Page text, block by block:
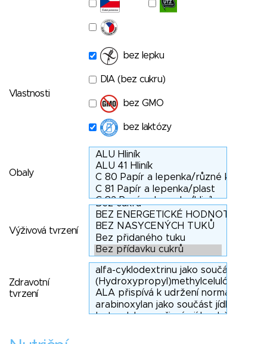
Vlastnosti
bez lepku
DIA (bez cukru)
bez GMO
bez laktózy
Obaly
Výživová tvrzení
Zdravotní
tvrzení